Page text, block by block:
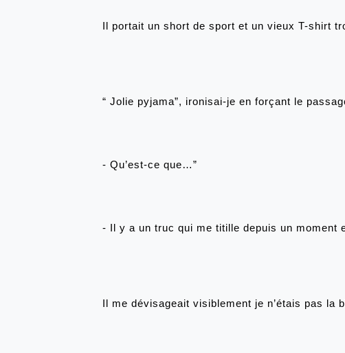
Il portait un short de sport et un vieux T-shirt
“ Jolie pyjama”, ironisai-je en forçant le
- Qu’est-ce que…”
- Il y a un truc qui me titille depuis un moment
Il me dévisageait visiblement je n’étais pas la